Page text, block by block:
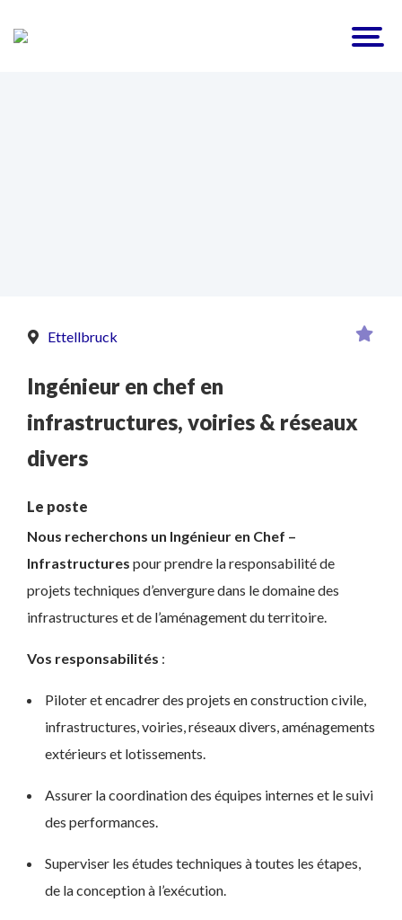
Ettellbruck
Ingénieur en chef en
infrastructures, voiries & réseaux
divers
Le poste
Nous recherchons un Ingénieur en Chef –
Infrastructures pour prendre la responsabilité de
projets techniques d’envergure dans le domaine des
infrastructures et de l’aménagement du territoire.
Vos responsabilités :
Piloter et encadrer des projets en construction civile,
infrastructures, voiries, réseaux divers, aménagements
extérieurs et lotissements.
Assurer la coordination des équipes internes et le suivi
des performances.
Superviser les études techniques à toutes les étapes,
de la conception à l’exécution.